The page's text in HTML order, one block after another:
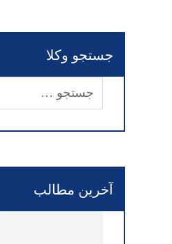
جستجو وکلا
آخرین مطالب